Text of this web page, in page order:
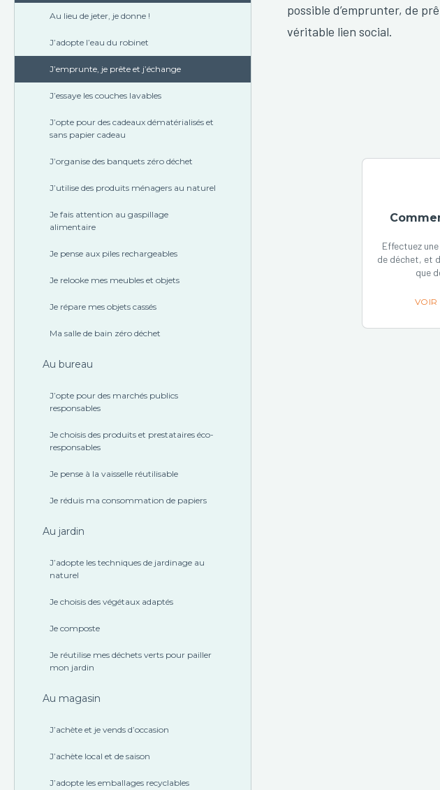
possible d’emprunter, de
véritable lien social.
Effectuez
de déchet, et
que
VOIR
Au lieu de jeter, je donne !
J’adopte l’eau du robinet
J’emprunte, je prête et j’échange
J’essaye les couches lavables
J’opte pour des cadeaux dématérialisés et
sans papier cadeau
J’organise des banquets zéro déchet
J’utilise des produits ménagers au naturel
Je fais attention au gaspillage
alimentaire
Je pense aux piles rechargeables
Je relooke mes meubles et objets
Je répare mes objets cassés
Ma salle de bain zéro déchet
Au bureau
J’opte pour des marchés publics
responsables
Je choisis des produits et prestataires éco-
responsables
Je pense à la vaisselle réutilisable
Je réduis ma consommation de papiers
Au jardin
J’adopte les techniques de jardinage au
naturel
Je choisis des végétaux adaptés
Je composte
Je réutilise mes déchets verts pour pailler
mon jardin
Au magasin
J’achète et je vends d’occasion
J’achète local et de saison
J’adopte les emballages recyclables